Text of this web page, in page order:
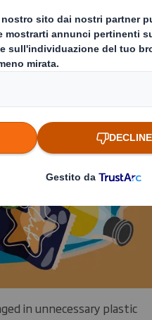
in unnecessary plastic